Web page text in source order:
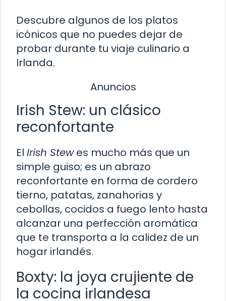
Descubre algunos de los platos
icónicos que no puedes dejar de
probar durante tu viaje culinario a
Irlanda.
Anuncios
Irish Stew: un clásico
reconfortante
El Irish Stewes mucho más que un
simple guiso; es un abrazo
reconfortante en forma de cordero
tierno, patatas, zanahorias y
cebollas, cocidos a fuego lento hasta
alcanzar una perfección aromática
que te transporta a la calidez de un
hogar irlandés.
Boxty: la joya crujiente de
la cocina irlandesa